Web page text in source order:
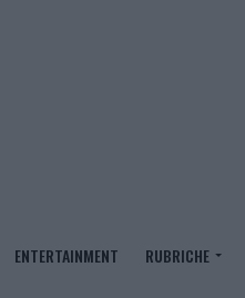
ENTERTAINMENT RUBRICHE